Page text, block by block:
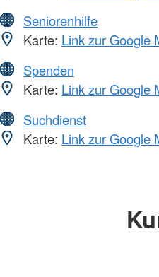
Seniorenhilfe
Karte: Link zur Google
Spenden
Karte: Link zur Google
Suchdienst
Karte: Link zur Google